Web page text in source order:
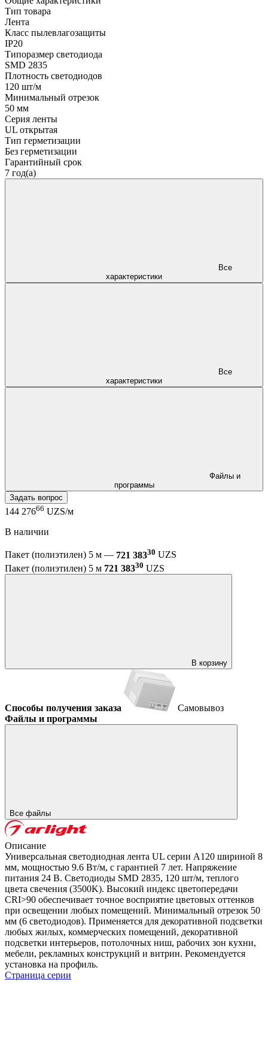
Тип товара
Лента
Класс пылевлагозащиты
IP20
Типоразмер светодиода
SMD 2835
Плотность светодиодов
120 шт/м
Минимальный отрезок
50 мм
Серия ленты
UL открытая
Тип герметизации
Без герметизации
Гарантийный срок
7 год(а)
характеристики
характеристики
программы
Задать вопрос
144 27666 UZS/м
В наличии
Пакет (полиэтилен) 5 м — 721 38330 UZS
Пакет (полиэтилен) 5 м 721 38330 UZS
В корзину
Способы получения заказа
Самовывоз
Файлы и программы
Все файлы
Описание
Универсальная светодиодная лента UL серии A120 шириной 8
мм, мощностью 9.6 Вт/м, с гарантией 7 лет. Напряжение
питания 24 В. Светодиоды SMD 2835, 120 шт/м, теплого
цвета свечения (3500K). Высокий индекс цветопередачи
CRI>90 обеспечивает точное восприятие цветовых оттенков
при освещении любых помещений. Минимальный отрезок 50
мм (6 светодиодов). Применяется для декоративной подсветки
любых жилых, коммерческих помещений, декоративной
подсветки интерьеров, потолочных ниш, рабочих зон кухни,
мебели, рекламных конструкций и витрин. Рекомендуется
установка на профиль.
Страница серии